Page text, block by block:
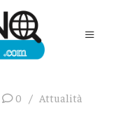
0 Attualità